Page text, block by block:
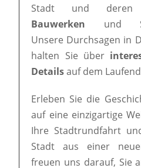
Stadt und
Bauwerken und
Unsere Durchsagen in
halten Sie über
Detailsauf dem
Erleben Sie die
auf eine einzigartige
Ihre Stadtrundfahrt
Stadt aus einer
freuen uns darauf, Sie